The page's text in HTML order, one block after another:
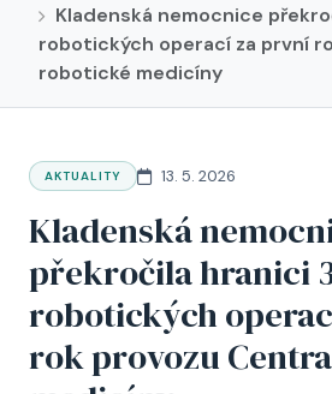
Kladenská nemocnice
robotických operací za první
robotické medicíny
AKTUALITY 13. 5. 2026
Kladenská
překročila hranici
robotických
rok provozu